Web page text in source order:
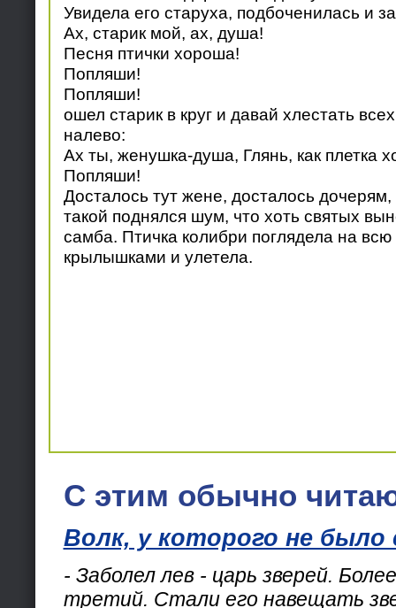
Увидела его старуха, подбоченилась и
Ах, старик мой, ах, душа!
Песня птички хороша!
Попляши!
Попляши!
ошел старик в круг и давай хлестать
налево:
Ах ты, женушка-душа, Глянь, как плетка
Попляши!
Досталось тут жене, досталось
такой поднялся шум, что хоть святых
самба. Птичка колибри поглядела на всю
крылышками и улетела.
С этим обычно
Волк, у которого не было
- Заболел лев - царь зверей.
третий. Стали его навещать